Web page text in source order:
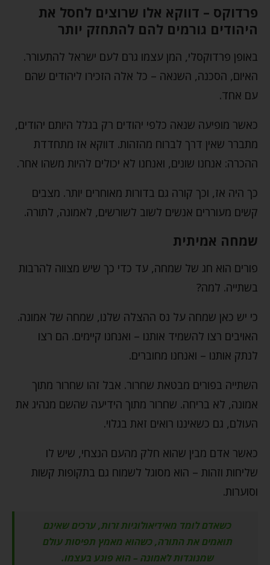
פרדוקס – דווקא אלו שרוצים לחסל את
היהודים גורמים להם להתחזק יותר
באופן פרדוקסלי, המן עצמו גרם לעם ישראל להתעורר.
האיום, הסכנה, השנאה – כל אלה הזכירו ליהודים שהם
עם אחד.
כאשר מופיעה שנאה כלפי יהודים רק בגלל היותם יהודים,
מתברר שאין דרך לברוח מהזהות. דווקא אז מתחדדת
ההכרה: אנחנו שונים, ואנחנו לא יכולים להיות משהו אחר.
כך היה אז, וכך קורה גם בדורות מאוחרים יותר. מצבים
קשים מעוררים אנשים לשוב לשורשים, לאמונה, לתורה.
שמחה אמיתית
פורים הוא חג של שמחה, עד כדי כך שיש מצווה להרבות
בשתייה. למה?
כי יש כאן שמחה על נס ההצלה שלנו, שמחה של אמונה.
האויבים רצו להשמיד אותנו – ואנחנו קיימים. הם רצו
לנתק אותנו – ואנחנו מחוברים.
השתייה בפורים מבטאת שחרור. אבל זהו שחרור מתוך
אמונה, לא בריחה. שחרור מתוך הידיעה שהשם מנהיג את
העולם, גם כשאיננו רואים זאת בגלוי.
כאשר אדם מבין שהוא חלק מהעם הנצחי, שיש לו
שליחות וזהות – הוא מסוגל לשמוח גם בתקופות קשות
וסוערות.
כשאדם לומד מאידיאולוגיות זרות, ערכים שאינם
תואמים את התורה, כשהוא מאמץ תפיסות עולם
שמנוגדות לאמונה – הוא פוגע בעצמו.